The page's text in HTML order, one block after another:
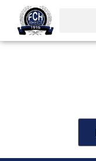
Inhalt
springen